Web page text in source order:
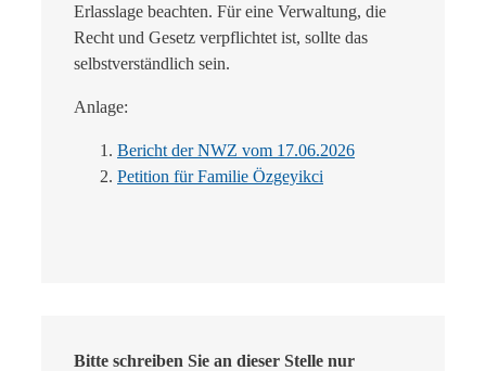
Erlasslage beachten. Für eine Verwaltung, die
Recht und Gesetz verpflichtet ist, sollte das
selbstverständlich sein.
Anlage:
Bericht der NWZ vom 17.06.2026
Petition für Familie Özgeyikci
Bitte schreiben Sie an dieser Stelle nur